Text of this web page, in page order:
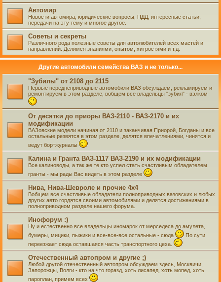
Автомир
Новости автомира, юридические вопросы, ПДД, интересные статьи,
передачи на эту тему и многое другое.
Советы и секреты
Различного рода полезные советы для автолюбителей всех мастей и
направлений. Делимся знаниями, опытом, хитростями и т.д.
Другие автомобили семейства ВАЗ и не только...
"Зубилы" от 2108 до 2115
Первые переднеприводные автомобили ВАЗ обсуждаем, рекламируем и
ремонтируем в этом разделе, вобщем все владельцы "зубил" - вэлком
От десятки до приоры ВАЗ-2110 - ВАЗ-2170 и их
модификации
ВАЗовские модели начиная от 2110 и заканчивая Приорой, Богданы и все
остальные резвятся в этом разделе, делятся впечатлениями, чинятся и
ведут бортжурналы
Калина и Гранта ВАЗ-1117 ВАЗ-2190 и их модификации
Все калиноводы, а так же те кто успел стать счастливым обладателем
гранты - мы рады Вас видеть в этом разделе
Нива, Нива-Шевроле и прочие 4х4
Вобщем все счастливые обладатели полноприводных вазовских и любых
других авто гордятся своими автомобилями и делятся достижениями в
полноприводном разделе нашего форума.
Инофорум :)
Ну и естественно все владельцы иномарок от мерседеса до амулета,
бумеры, мицики, пыжики и все-все-все остальные - сюда
По сути
переезжает сюда оставшаяся часть транспортного цеха.
Отечественный автопром и другие ;)
Любой другой отечественный автопром обсуждаем здесь, Москвичи,
Запорожцы, Волги - кто на что горазд, хоть лисапед, хоть мопед, хоть
пароплан, примем всех